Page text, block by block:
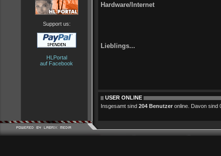
Support us:
HLPortal
auf Facebook
Hardware/Internet
Lieblings...
USER ONLINE
Insgesamt sind 204 Benutzer online. Davon sind